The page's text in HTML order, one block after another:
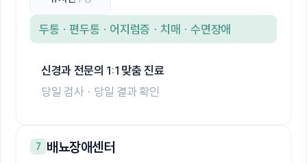
두통 · 편두통 · 어지럼증 · 치매 · 수면장애
신경과 전문의 1:1 맞춤 진료
당일 검사 · 당일 결과 확인
7 배뇨장애센터